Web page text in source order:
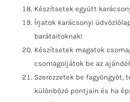
Készítsetek együtt
Írjatok karácsonyi
barátaitoknak!
Készítsetek magatok
csomagoljátok be az
Szerezzetek be fagyöngyöt,
különböző pontjain és ha